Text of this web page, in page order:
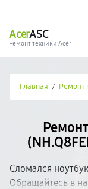
AcerASC
Ремонт техники Acer
Главная / Ремонт
Сломался
Обращайтесь в